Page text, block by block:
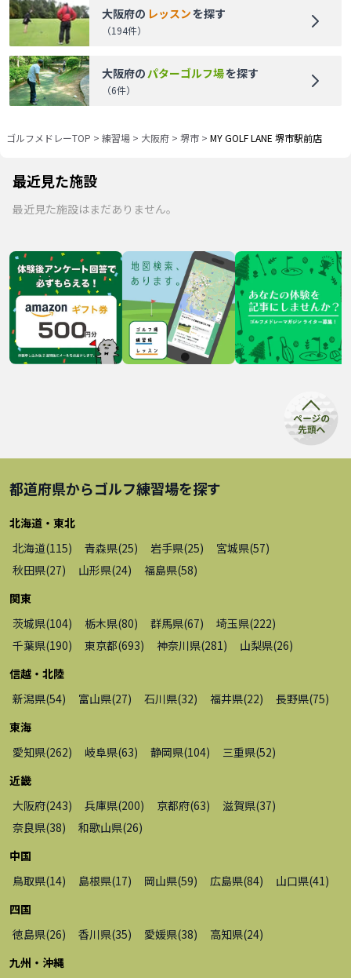
大阪府の レッスンを探す
（194件）
大阪府の パターゴルフ場を探す
（6件）
ゴルフメドレーTOP > 練習場 > 大阪府 > 堺市 > MY GOLF LANE 堺市駅前店
最近見た施設
最近見た施設はまだありません。
都道府県からゴルフ練習場を探す
北海道・東北
北海道(115) 青森県(25) 岩手県(25) 宮城県(57)
秋田県(27) 山形県(24) 福島県(58)
関東
茨城県(104) 栃木県(80) 群馬県(67) 埼玉県(222)
千葉県(190) 東京都(693) 神奈川県(281 ) 山梨県(26)
信越・北陸
新潟県(54) 富山県(27) 石川県(32) 福井県(22) 長野県(75)
東海
愛知県(262) 岐阜県(63) 静岡県(104) 三重県(52)
近畿
大阪府(243) 兵庫県(200) 京都府(63) 滋賀県(37)
奈良県(38) 和歌山県(26)
中国
鳥取県(14) 島根県(17) 岡山県(59) 広島県(84) 山口県(41 )
四国
徳島県(26) 香川県(35) 愛媛県(38) 高知県(24)
九州・沖縄